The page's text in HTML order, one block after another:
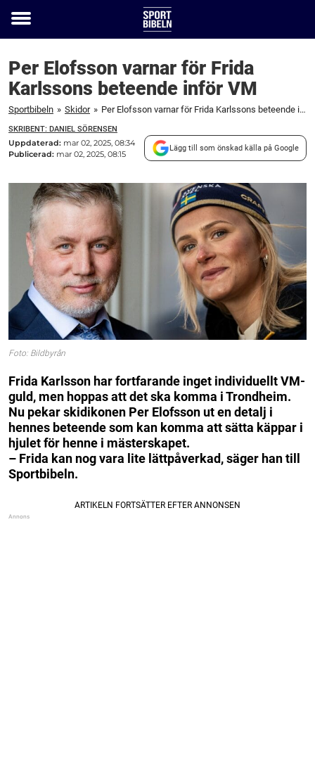
Toggle
Per Elofsson varnar för Frida
Karlssons beteende inför VM
Sportbibeln » Skidor » Per Elofsson varnar för Frida Karlssons beteende inför VM
SKRIBENT: DANIEL SÖRENSEN
Uppdaterad: mar 02, 2025, 08:34
Publicerad: mar 02, 2025, 08:15
Lägg till som önskad källa på Google
Foto: Bildbyrån
Frida Karlsson har fortfarande inget individuellt VM-
guld, men hoppas att det ska komma i Trondheim.
Nu pekar skidikonen Per Elofsson ut en detalj i
hennes beteende som kan komma att sätta käppar i
hjulet för henne i mästerskapet.
– Frida kan nog vara lite lättpåverkad, säger han till
Sportbibeln.